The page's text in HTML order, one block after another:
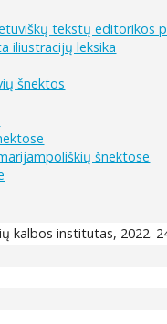
tekstų editorikos
iliustracijų leksika
šnektos
šnektose
kalbos institutas, 2022.